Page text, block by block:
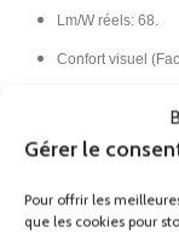
Gérer le
Pour offrir les
que les cookies pour
Lm/W réels: 68.
Confort visuel
MacAdam steps : 3.
Classe II.